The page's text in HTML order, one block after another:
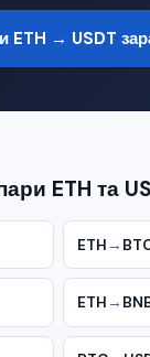
ETH → USDT
ETH та
ETH →
ETH →